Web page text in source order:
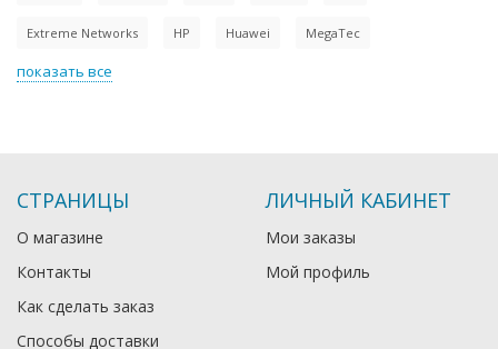
Extreme Networks HP Huawei MegaTec
показать все
СТРАНИЦЫ
О магазине
Контакты
Как сделать заказ
Способы доставки
ЛИЧНЫЙ КАБИНЕТ
Мои заказы
Мой профиль